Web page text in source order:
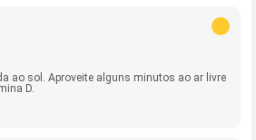
ao sol. Aproveite alguns minutos ao ar livre
D.